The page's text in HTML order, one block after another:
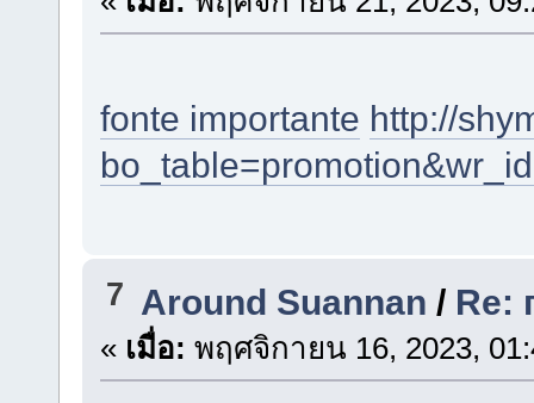
fonte importante http://
7 Around Suannan / Re:
« เมื่อ: พฤศจิกายน 16, 2023,